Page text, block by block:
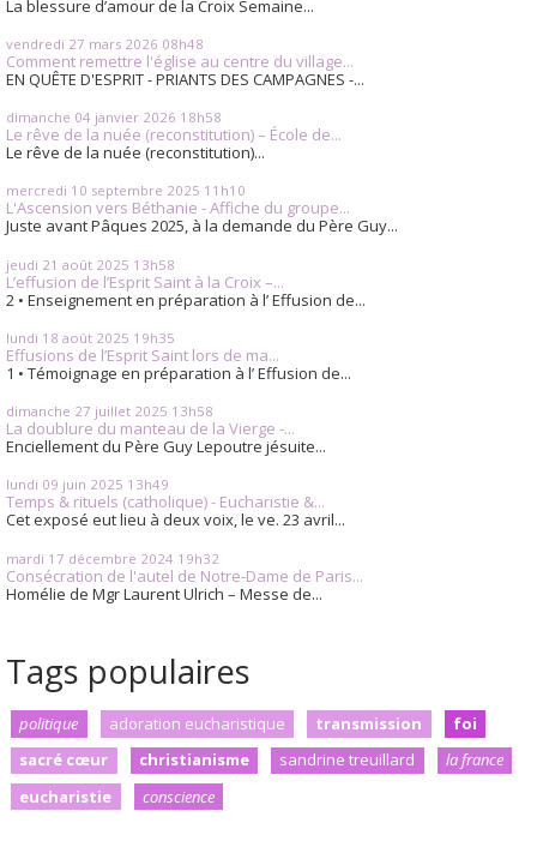
La blessure d’amour de la Croix Semaine...
vendredi 27 mars 2026 08h48
Comment remettre l'église au centre du village...
EN QUÊTE D'ESPRIT - PRIANTS DES CAMPAGNES -...
dimanche 04 janvier 2026 18h58
Le rêve de la nuée (reconstitution) – École de...
Le rêve de la nuée (reconstitution)...
mercredi 10 septembre 2025 11h10
L'Ascension vers Béthanie - Affiche du groupe...
Juste avant Pâques 2025, à la demande du Père Guy...
jeudi 21 août 2025 13h58
L’effusion de l’Esprit Saint à la Croix –...
2 • Enseignement en préparation à l’ Effusion de...
lundi 18 août 2025 19h35
Effusions de l’Esprit Saint lors de ma...
1 • Témoignage en préparation à l’ Effusion de...
dimanche 27 juillet 2025 13h58
La doublure du manteau de la Vierge -...
Enciellement du Père Guy Lepoutre jésuite...
lundi 09 juin 2025 13h49
Temps & rituels (catholique) - Eucharistie &...
Cet exposé eut lieu à deux voix, le ve. 23 avril...
mardi 17 décembre 2024 19h32
Consécration de l'autel de Notre-Dame de Paris...
Homélie de Mgr Laurent Ulrich – Messe de...
Tags populaires
politique adoration eucharistique transmission
foi
sacré cœur
christianisme sandrine treuillard
la france
eucharistie
conscience